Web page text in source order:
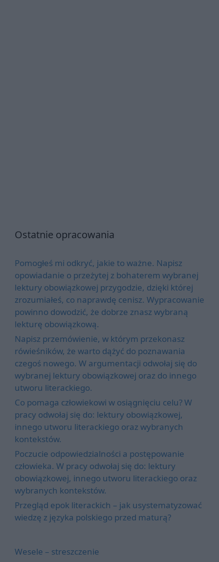
Ostatnie opracowania
Pomogłeś mi odkryć, jakie to ważne. Napisz
opowiadanie o przeżytej z bohaterem wybranej
lektury obowiązkowej przygodzie, dzięki której
zrozumiałeś, co naprawdę cenisz. Wypracowanie
powinno dowodzić, że dobrze znasz wybraną
lekturę obowiązkową.
Napisz przemówienie, w którym przekonasz
rówieśników, że warto dążyć do poznawania
czegoś nowego. W argumentacji odwołaj się do
wybranej lektury obowiązkowej oraz do innego
utworu literackiego.
Co pomaga człowiekowi w osiągnięciu celu? W
pracy odwołaj się do: lektury obowiązkowej,
innego utworu literackiego oraz wybranych
kontekstów.
Poczucie odpowiedzialności a postępowanie
człowieka. W pracy odwołaj się do: lektury
obowiązkowej, innego utworu literackiego oraz
wybranych kontekstów.
Przegląd epok literackich – jak usystematyzować
wiedzę z języka polskiego przed maturą?
Wesele – streszczenie